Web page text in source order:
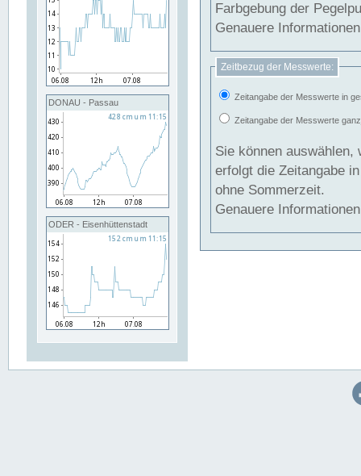
DONAU - Passau
ODER - Eisenhüttenstadt
Farbgebung der
Genauere
Zeitbezug der Messwerte:
Zeitangabe der Messwerte in
Zeitangabe der Messwerte
Sie können auswählen,
erfolgt die Zeitangabe
ohne Sommerzeit.
Genauere